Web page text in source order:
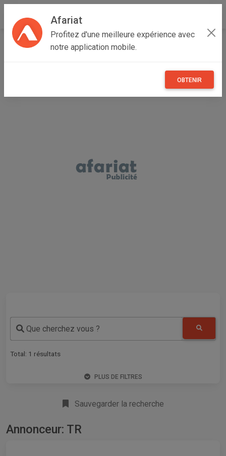
Afariat
Profitez d'une meilleure expérience avec
notre application mobile.
OBTENIR
Accueil Annonceur TR
Que cherchez vous ?
Total: 1 résultats
PLUS DE FILTRES
Sauvegarder la recherche
Annonceur: TR